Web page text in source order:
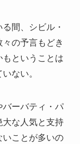
間、シビル・
の予言もどき
ということは
ない。
バーバティ・パ
大な人気と支持
いことが多いの